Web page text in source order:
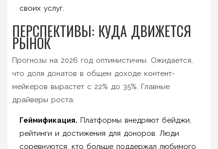
своих услуг.
ПЕРСПЕКТИВЫ: КУДА ДВИЖЕТСЯ
РЫНОК
Прогнозы на 2026 год оптимистичны. Ожидается,
что доля донатов в общем доходе контент-
мейкеров вырастет с 22% до 35%. Главные
драйверы роста:
Геймификация. Платформы внедряют бейджи,
рейтинги и достижения для доноров. Люди
соревнуются, кто больше поддержал любимого